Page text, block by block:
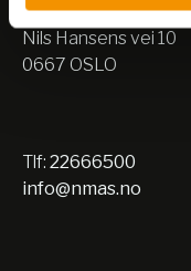
Lager:
Nils Hansens vei 10
0667 OSLO
Tlf: 22666500
info@nmas.no